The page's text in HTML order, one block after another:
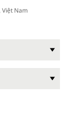
Việt Nam